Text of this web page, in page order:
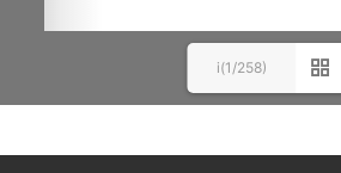
i(1/258)